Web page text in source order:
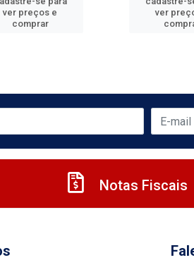
ver preços e
comprar
ver
Notas Fiscais